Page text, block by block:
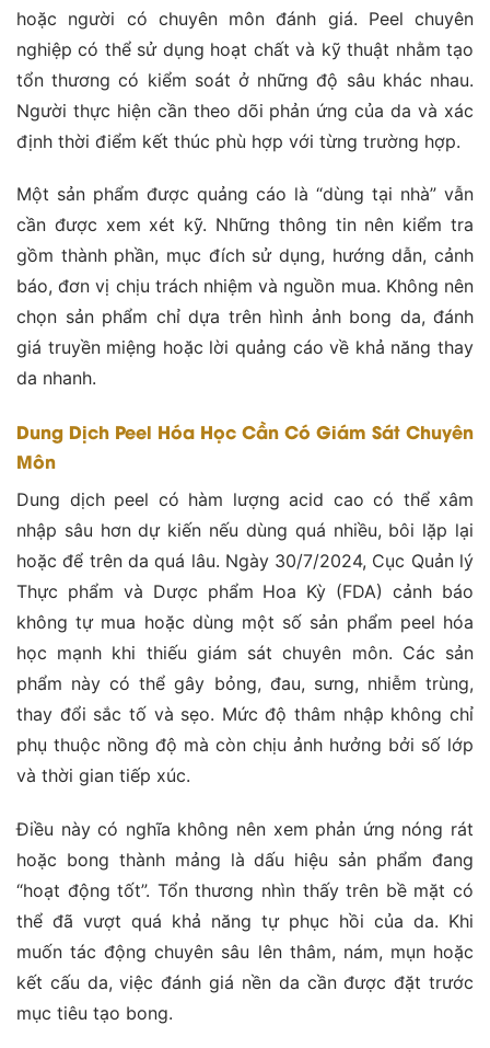
hoặc người có chuyên môn đánh giá. Peel chuyên
nghiệp có thể sử dụng hoạt chất và kỹ thuật nhằm tạo
tổn thương có kiểm soát ở những độ sâu khác nhau.
Người thực hiện cần theo dõi phản ứng của da và xác
định thời điểm kết thúc phù hợp với từng trường hợp.
Một sản phẩm được quảng cáo là “dùng tại nhà” vẫn
cần được xem xét kỹ. Những thông tin nên kiểm tra
gồm thành phần, mục đích sử dụng, hướng dẫn, cảnh
báo, đơn vị chịu trách nhiệm và nguồn mua. Không nên
chọn sản phẩm chỉ dựa trên hình ảnh bong da, đánh
giá truyền miệng hoặc lời quảng cáo về khả năng thay
da nhanh.
Dung Dịch Peel Hóa Học Cần Có Giám Sát Chuyên
Môn
Dung dịch peel có hàm lượng acid cao có thể xâm
nhập sâu hơn dự kiến nếu dùng quá nhiều, bôi lặp lại
hoặc để trên da quá lâu. Ngày 30/7/2024, Cục Quản lý
Thực phẩm và Dược phẩm Hoa Kỳ (FDA) cảnh báo
không tự mua hoặc dùng một số sản phẩm peel hóa
học mạnh khi thiếu giám sát chuyên môn. Các sản
phẩm này có thể gây bỏng, đau, sưng, nhiễm trùng,
thay đổi sắc tố và sẹo. Mức độ thâm nhập không chỉ
phụ thuộc nồng độ mà còn chịu ảnh hưởng bởi số lớp
và thời gian tiếp xúc.
Điều này có nghĩa không nên xem phản ứng nóng rát
hoặc bong thành mảng là dấu hiệu sản phẩm đang
“hoạt động tốt”. Tổn thương nhìn thấy trên bề mặt có
thể đã vượt quá khả năng tự phục hồi của da. Khi
muốn tác động chuyên sâu lên thâm, nám, mụn hoặc
kết cấu da, việc đánh giá nền da cần được đặt trước
mục tiêu tạo bong.